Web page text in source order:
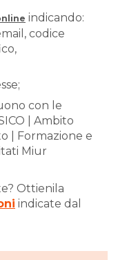
indicando:
codice
con le
| Ambito
| Formazione e
Miur
Ottienila
indicate dal